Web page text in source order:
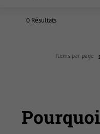
0 Résultats
Items par page